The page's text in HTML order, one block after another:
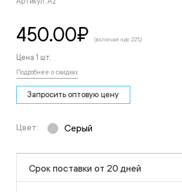
450.00₽ (включая ндс 22%)
Цена 1 шт.
Подробнее о скидках
Запросить оптовую цену
Цвет: Серый
Срок поставки от 20 дней